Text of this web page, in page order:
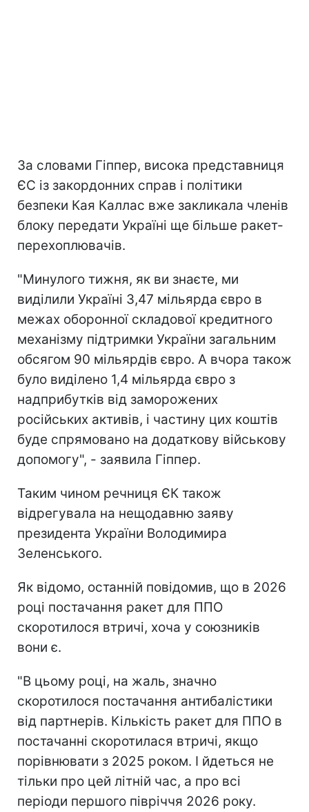
За словами Гіппер, висока представниця
ЄС із закордонних справ і політики
безпеки Кая Каллас вже закликала членів
блоку передати Україні ще більше ракет-
перехоплювачів.
"Минулого тижня, як ви знаєте, ми
виділили Україні 3,47 мільярда євро в
межах оборонної складової кредитного
механізму підтримки України загальним
обсягом 90 мільярдів євро. А вчора також
було виділено 1,4 мільярда євро з
надприбутків від заморожених
російських активів, і частину цих коштів
буде спрямовано на додаткову військову
допомогу", - заявила Гіппер.
Таким чином речниця ЄК також
відрегувала на нещодавню заяву
президента України Володимира
Зеленського.
Як відомо, останній повідомив, що в 2026
році постачання ракет для ППО
скоротилося втричі, хоча у союзників
вони є.
"В цьому році, на жаль, значно
скоротилося постачання антибалістики
від партнерів. Кількість ракет для ППО в
постачанні скоротилася втричі, якщо
порівнювати з 2025 роком. І йдеться не
тільки про цей літній час, а про всі
періоди першого півріччя 2026 року.